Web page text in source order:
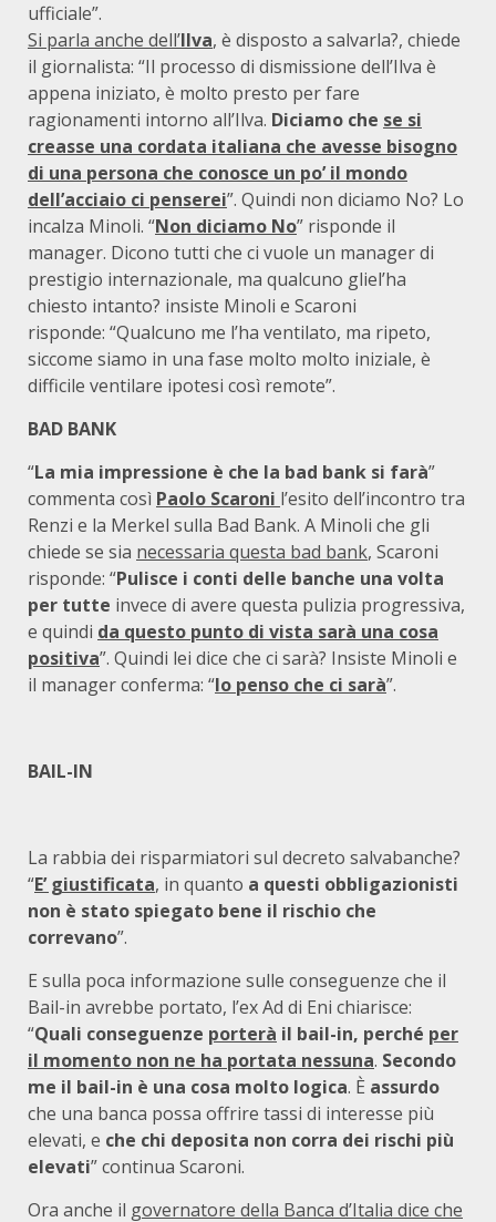
ufficiale”.
Si parla anche dell’Ilva, è disposto a salvarla?, chiede
il giornalista: “Il processo di dismissione dell’Ilva è
appena iniziato, è molto presto per fare
ragionamenti intorno all’Ilva. Diciamo che se si
creasse una cordata italiana che avesse bisogno
di una persona che conosce un po’ il mondo
dell’acciaio ci penserei”. Quindi non diciamo No? Lo
incalza Minoli. “Non diciamo No” risponde il
manager. Dicono tutti che ci vuole un manager di
prestigio internazionale, ma qualcuno gliel’ha
chiesto intanto? insiste Minoli e Scaroni
risponde: “Qualcuno me l’ha ventilato, ma ripeto,
siccome siamo in una fase molto molto iniziale, è
difficile ventilare ipotesi così remote”.
BAD BANK
“La mia impressione è che la bad bank si farà”
commenta così Paolo Scaroni l’esito dell’incontro tra
Renzi e la Merkel sulla Bad Bank. A Minoli che gli
chiede se sia necessaria questa bad bank, Scaroni
risponde: “Pulisce i conti delle banche una volta
per tutte invece di avere questa pulizia progressiva,
e quindi da questo punto di vista sarà una cosa
positiva”. Quindi lei dice che ci sarà? Insiste Minoli e
il manager conferma: “Io penso che ci sarà”.
BAIL-IN
La rabbia dei risparmiatori sul decreto salvabanche?
“E’ giustificata, in quanto a questi obbligazionisti
non è stato spiegato bene il rischio che
correvano”.
E sulla poca informazione sulle conseguenze che il
Bail-in avrebbe portato, l’ex Ad di Eni chiarisce:
“Quali conseguenze porterà il bail-in, perché per
il momento non ne ha portata nessuna. Secondo
me il bail-in è una cosa molto logica. È assurdo
che una banca possa offrire tassi di interesse più
elevati, e che chi deposita non corra dei rischi più
elevati” continua Scaroni.
Ora anche il governatore della Banca d’Italia dice che